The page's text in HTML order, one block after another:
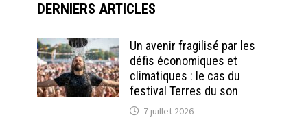
DERNIERS ARTICLES
Un avenir fragilisé par les
défis économiques et
climatiques : le cas du
festival Terres du son
7 juillet 2026